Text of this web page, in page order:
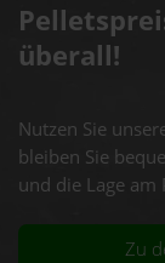
überall!
Nutzen Sie
bleiben Sie
und die Lage
Zu